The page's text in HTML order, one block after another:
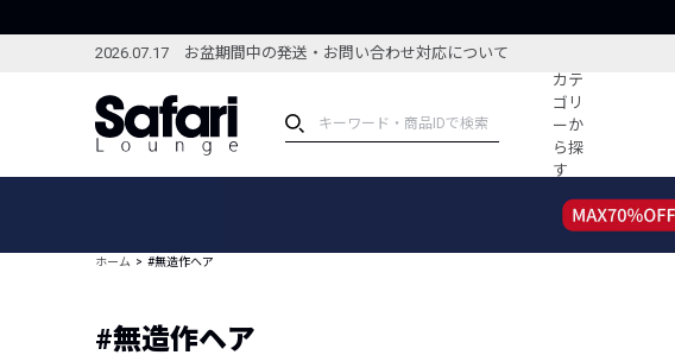
2026.07.17 お盆期間中の発送・お問い合わせ対応について
カテ
ゴリ
ーか
ら探
す
ブランドから探す
新着アイテム
ホーム #無造作ヘア
#無造作ヘア